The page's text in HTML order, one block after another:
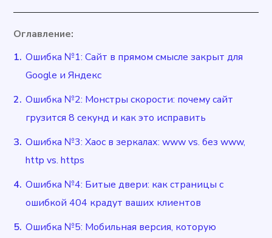
Оглавление:
Ошибка №1: Сайт в прямом смысле закрыт для
Google и Яндекс
Ошибка №2: Монстры скорости: почему сайт
грузится 8 секунд и как это исправить
Ошибка №3: Хаос в зеркалах: www vs. без www,
http vs. https
Ошибка №4: Битые двери: как страницы с
ошибкой 404 крадут ваших клиентов
Ошибка №5: Мобильная версия, которую